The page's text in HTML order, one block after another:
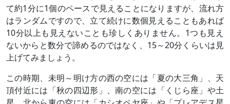
て約1分に1個のペースで見えることになりますが、流れ方
はランダムですので、立て続けに数個見えることもあれば
10分以上も見えないことも珍しくありません。1つも見え
ないからと数分で諦めるのではなく、15～20分くらいは見
上げてみましょう。
この時期、未明～明け方の西の空には「夏の大三角」、天
頂付近には「秋の四辺形」、南の空には「くじら座」や土